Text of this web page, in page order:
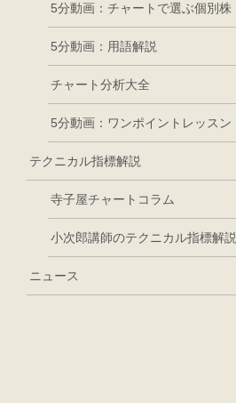
5分動画：チャートで選ぶ個別株
5分動画：用語解説
チャート分析大全
5分動画：ワンポイントレッスン
テクニカル指標解説
寺子屋チャートコラム
小次郎講師のテクニカル指標解説
ニュース